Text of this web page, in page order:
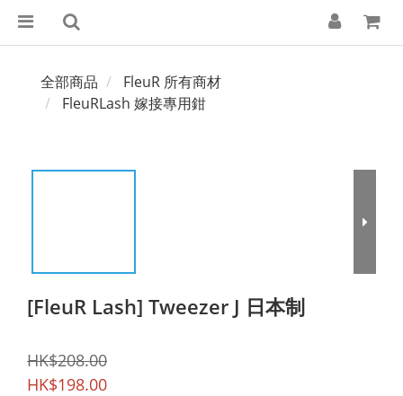
全部商品
FleuR 所有商材
FleuRLash 嫁接專用鉗
[FleuR Lash] Tweezer J 日本制
HK$208.00
HK$198.00